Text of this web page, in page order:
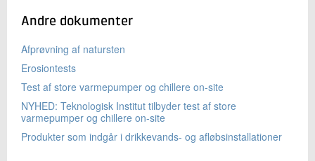
Andre dokumenter
Afprøvning af natursten
Erosiontests
Test af store varmepumper og chillere on-site
NYHED: Teknologisk Institut tilbyder test af store
varmepumper og chillere on-site
Produkter som indgår i drikkevands- og afløbsinstallationer